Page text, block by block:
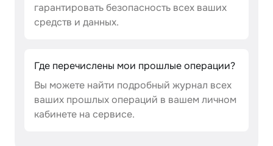
гарантировать безопасность всех ваших
средств и данных.
Где перечислены мои прошлые операции?
Вы можете найти подробный журнал всех
ваших прошлых операций в вашем личном
кабинете на сервисе.